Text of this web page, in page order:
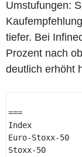
Umstufungen:
tiefer. Bei
Prozent nach
deutlich erhöht
===
Index
Euro-
Stoxx-50